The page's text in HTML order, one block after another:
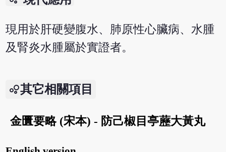
現用於肝硬變腹水、肺原性心臟病、水腫
及腎炎水腫屬於實證者。
其它相關項目
金匱要略 (宋本) - 防己椒目亭藶大黃丸